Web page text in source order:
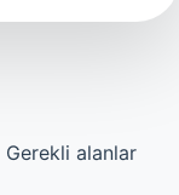
Gerekli alanlar